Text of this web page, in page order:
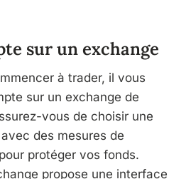
sur un exchange
à trader, il vous
sur un exchange de
vous de choisir une
des mesures de
protéger vos fonds.
propose une interface